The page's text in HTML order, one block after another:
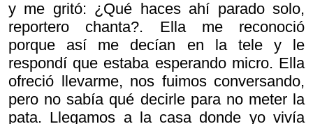
y me gritó: ¿Qué haces ahí parado solo,
reportero chanta?. Ella me reconoció
porque así me decían en la tele y le
respondí que estaba esperando micro. Ella
ofreció llevarme, nos fuimos conversando,
pero no sabía qué decirle para no meter la
pata. Llegamos a la casa donde yo vivía